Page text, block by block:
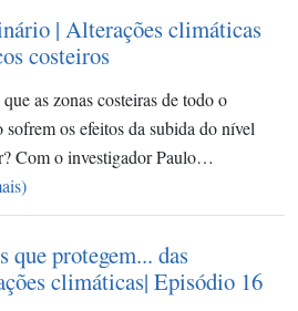
| Alterações climáticas
costeiros
que as zonas costeiras de todo o
sofrem os efeitos da subida do nível
Com o investigador Paulo…
que protegem... das
climáticas| Episódio 16